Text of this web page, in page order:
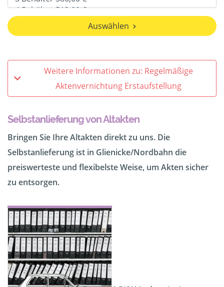
Auswählen
Weitere Informationen zu: Regelmäßige
Aktenvernichtung Erstaufstellung
Selbstanlieferung von Altakten
Bringen Sie Ihre Altakten direkt zu uns. Die
Selbstanlieferung ist in Glienicke/Nordbahn die
preiswerteste und flexibelste Weise, um Akten sicher
zu entsorgen.